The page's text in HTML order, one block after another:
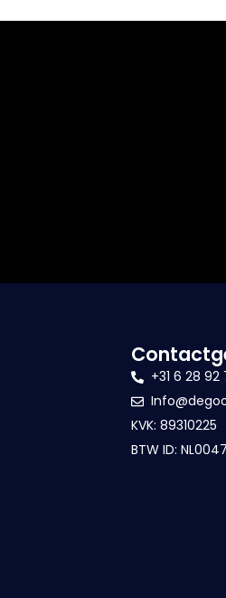
+31 6 28 92
KVK: 89310225
BTW ID: